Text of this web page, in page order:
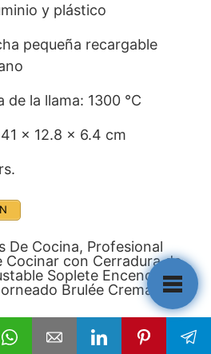
y plástico
pequeña recargable
de la llama: 1300 °C
x 12.8 x 6.4 cm